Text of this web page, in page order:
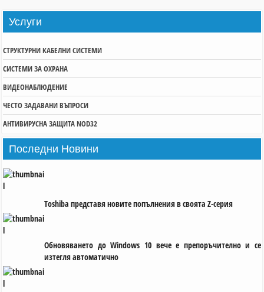
Услуги
СТРУКТУРНИ КАБЕЛНИ СИСТЕМИ
СИСТЕМИ ЗА ОХРАНА
ВИДЕОНАБЛЮДЕНИЕ
ЧЕСТО ЗАДАВАНИ ВЪПРОСИ
АНТИВИРУСНА ЗАЩИТА NOD32
Последни Новини
Toshiba представя новите попълнения в своята Z-серия
Обновяването до Windows 10 вече е препоръчително и се
изтегля автоматично